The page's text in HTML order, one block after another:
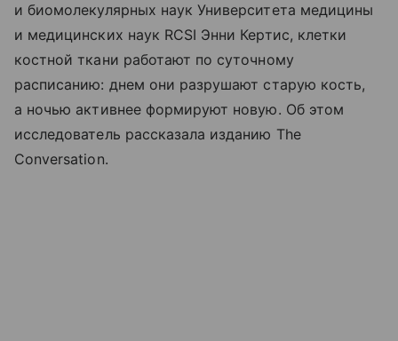
и биомолекулярных наук Университета медицины
и медицинских наук RCSI Энни Кертис, клетки
костной ткани работают по суточному
расписанию: днем они разрушают старую кость,
а ночью активнее формируют новую. Об этом
исследователь рассказала изданию The
Conversation.